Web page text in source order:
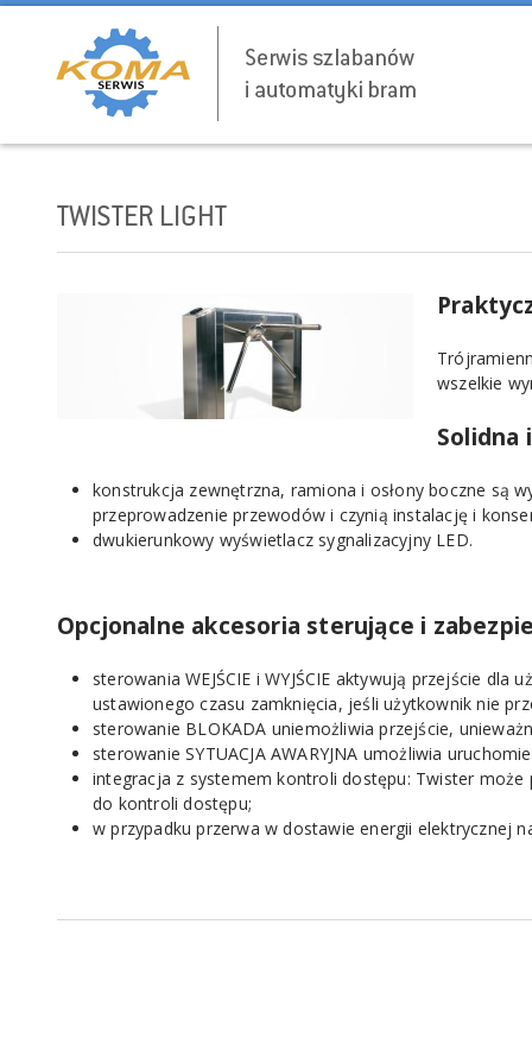
TWISTER LIGHT
wszelkie
Solidna
konstrukcja zewnętrzna, ramiona i osłony boczne są
przeprowadzenie przewodów i czynią instalację i
dwukierunkowy wyświetlacz sygnalizacyjny LED.
Opcjonalne akcesoria sterujące i
sterowania WEJŚCIE i WYJŚCIE aktywują przejście
ustawionego czasu zamknięcia, jeśli użytkownik nie
sterowanie BLOKADA uniemożliwia przejście,
sterowanie SYTUACJA AWARYJNA umożliwia
integracja z systemem kontroli dostępu: Twister
do kontroli dostępu;
w przypadku przerwa w dostawie energii elektrycznej